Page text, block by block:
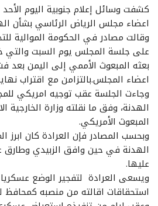
كشفت وسائل إعلام جنوبية اليوم
اعضاء مجلس الرياض الرئاسي بشأن
وقالت مصادر في الحكومة الموالية
على جلسة المجلس يوم السبت
بعثه المبعوث الأممي إلى اليمن
اعضاء المجلس.بالتزامن مع اقتراب
وجاءت الجلسة عقب توجيه امريكي
الهدنة، وفق ما نقلته وزارة الخارجية
المبعوث الأمريكي.
وبحسب المصادر فإن العرادة كان ابرز
الهدنة في حين وافق الزبيدي وطارق
عليها.
ويسعى العرادة لتفجير الوضع
استحقاقات اقالته من منصبه كمحافظ